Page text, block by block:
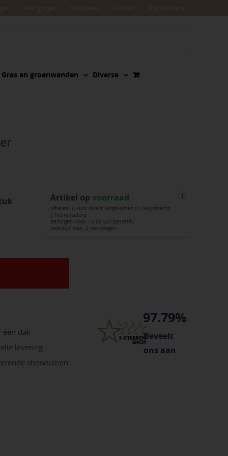
Gras en groenwanden Diverse
Artikel op voorraad
Afhalen: u kunt direct langskomen in Zwijndrecht
| Numansdorp
Bezorgen (voor 15:00 uur besteld):
levertijd max. 2 werkdagen
i
dak
levering
showtuinen
97.79%
Beveelt
ons aan